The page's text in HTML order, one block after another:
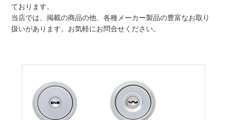
ております。
当店では、掲載の商品の他、各種メーカー製品の豊富なお取り
扱いがあります。お気軽にお問合せください。